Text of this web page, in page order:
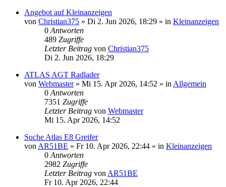
Angebot auf Kleinanzeigen
von Christian375 » Di 2. Jun 2026, 18:29 » in Kleinanzeigen
0 Antworten
489 Zugriffe
Letzter Beitrag von Christian375
Di 2. Jun 2026, 18:29
ATLAS AGT Radlader
von Webmaster» Mi 15. Apr 2026, 14:52 » in Allgemein
0 Antworten
7351 Zugriffe
Letzter Beitrag von Webmaster
Mi 15. Apr 2026, 14:52
Suche Atlas E8 Greifer
von AR51BE » Fr 10. Apr 2026, 22:44 » in Kleinanzeigen
0 Antworten
2982 Zugriffe
Letzter Beitrag von AR51BE
Fr 10. Apr 2026, 22:44